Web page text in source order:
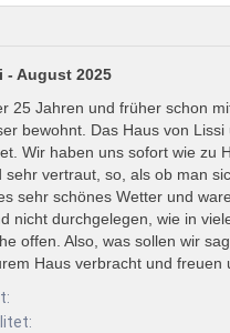
August 2025
25 Jahren und früher schon
bewohnt. Das Haus von
Wir haben uns sofort wie zu
vertraut, so, als ob man
sehr schönes Wetter und
nicht durchgelegen, wie in
offen. Also, was sollen wir
Haus verbracht und freuen